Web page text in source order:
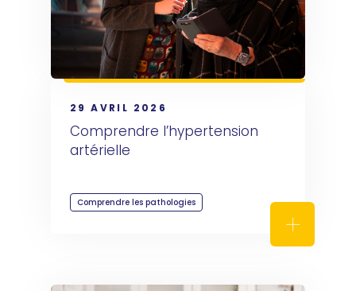
29 AVRIL 2026
Comprendre l’hypertension
artérielle
Comprendre les pathologies